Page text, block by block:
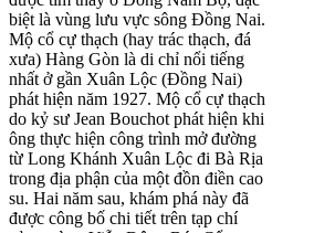
biệt là vùng lưu vực sông Đồng Nai.
Mộ cổ cự thạch (hay trác thạch, đá
xưa) Hàng Gòn là di chỉ nổi tiếng
nhất ở gần Xuân Lộc (Đồng Nai)
phát hiện năm 1927. Mộ cổ cự thạch
do kỷ sư Jean Bouchot phát hiện khi
ông thực hiện công trình mở đường
từ Long Khánh Xuân Lộc đi Bà Rịa
trong địa phận của một đồn điền cao
su. Hai năm sau, khám phá này đã
được công bố chi tiết trên tạp chí